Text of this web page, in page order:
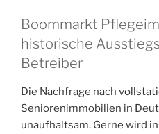
Boommarkt
historische
Betreiber
Die Nachfrage nach
Seniorenimmobilien in
unaufhaltsam. Gerne wird